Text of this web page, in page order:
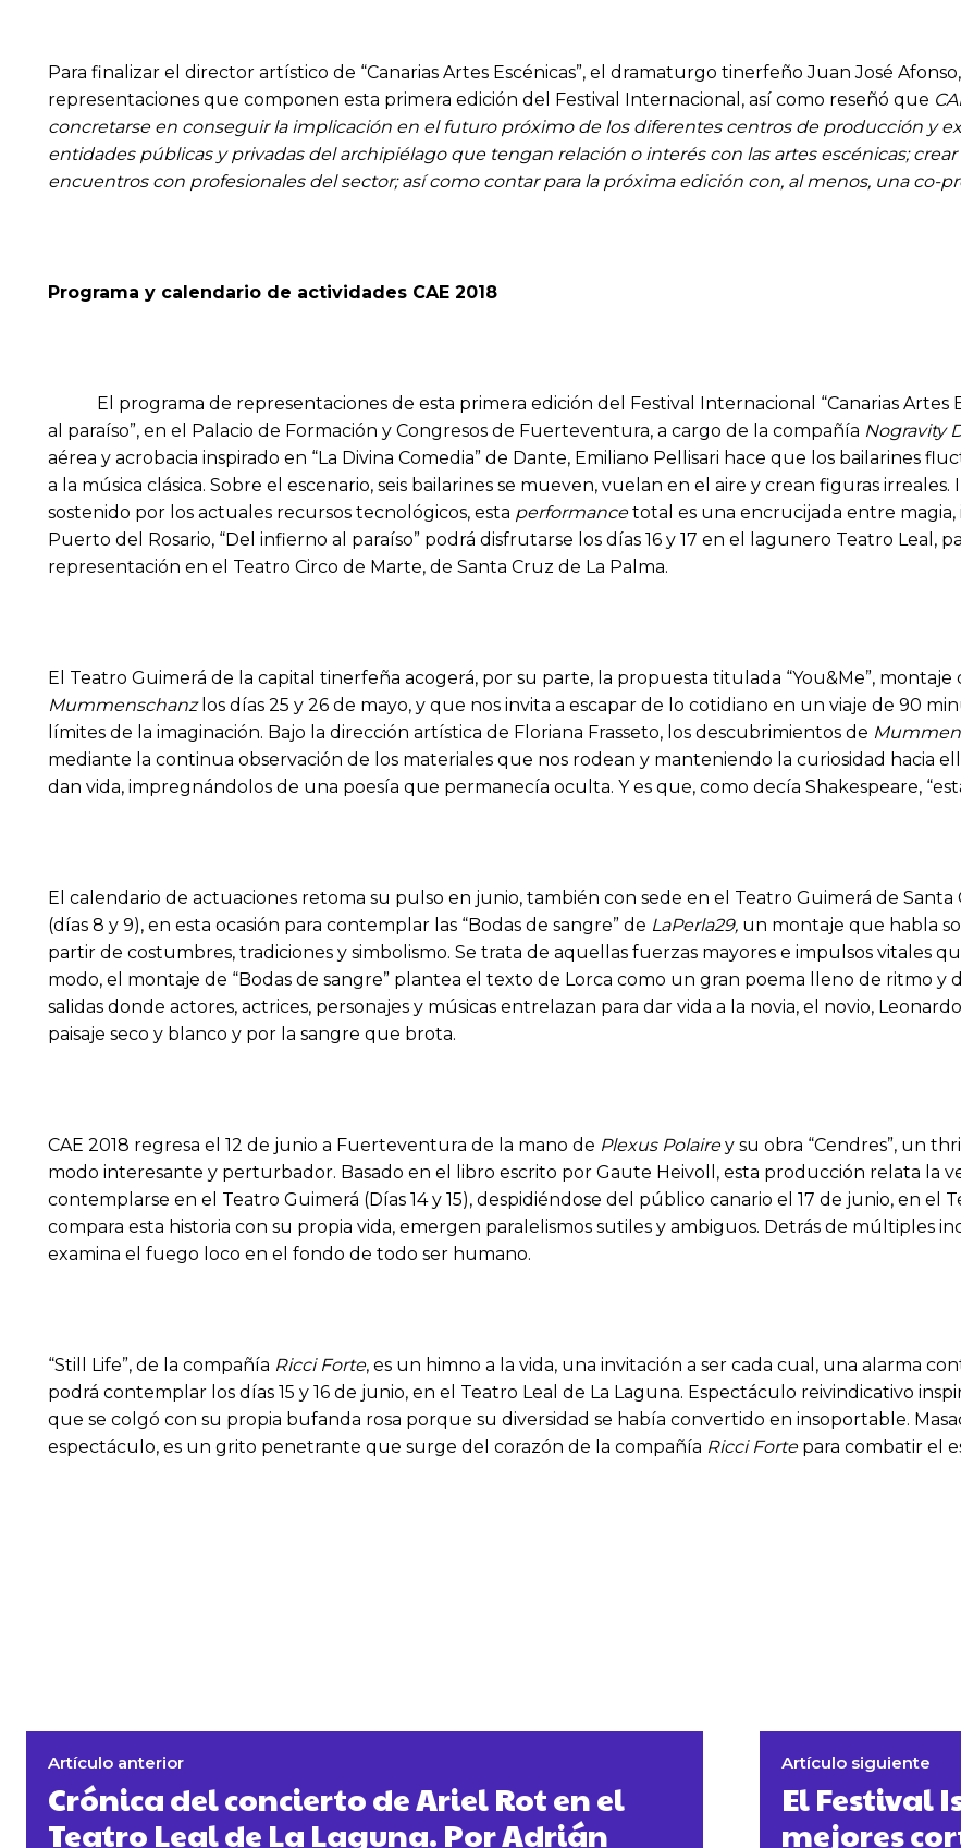
Para finalizar el director artístico de “Canarias Artes Escénicas”, el dramaturgo tinerfeño Juan José
representaciones que componen esta primera edición del Festival Internacional, así como reseñó que
concretarse en conseguir la implicación en el futuro próximo de los diferentes centros de producción y
entidades públicas y privadas del archipiélago que tengan relación o interés con las artes escénicas;
encuentros con profesionales del sector; así como contar para la próxima edición con, al menos, una co-
Programa y calendario de actividades CAE 2018
El programa de representaciones de esta primera edición del Festival Internacional “Canarias Artes
al paraíso”, en el Palacio de Formación y Congresos de Fuerteventura, a cargo de la compañía Nogravity
aérea y acrobacia inspirado en “La Divina Comedia” de Dante, Emiliano Pellisari hace que los bailarines
a la música clásica. Sobre el escenario, seis bailarines se mueven, vuelan en el aire y crean figuras
sostenido por los actuales recursos tecnológicos, esta performancetotal es una encrucijada entre magia,
Puerto del Rosario, “Del infierno al paraíso” podrá disfrutarse los días 16 y 17 en el lagunero Teatro Leal,
representación en el Teatro Circo de Marte, de Santa Cruz de La Palma.
El Teatro Guimerá de la capital tinerfeña acogerá, por su parte, la propuesta titulada “You&Me”,
Mummenschanzlos días 25 y 26 de mayo, y que nos invita a escapar de lo cotidiano en un viaje de 90
límites de la imaginación. Bajo la dirección artística de Floriana Frasseto, los descubrimientos de
mediante la continua observación de los materiales que nos rodean y manteniendo la curiosidad hacia
dan vida, impregnándolos de una poesía que permanecía oculta. Y es que, como decía Shakespeare,
El calendario de actuaciones retoma su pulso en junio, también con sede en el Teatro Guimerá de
(días 8 y 9), en esta ocasión para contemplar las “Bodas de sangre” de LaPerla29, un montaje que habla
partir de costumbres, tradiciones y simbolismo. Se trata de aquellas fuerzas mayores e impulsos vitales
modo, el montaje de “Bodas de sangre” plantea el texto de Lorca como un gran poema lleno de ritmo y
salidas donde actores, actrices, personajes y músicas entrelazan para dar vida a la novia, el novio,
paisaje seco y blanco y por la sangre que brota.
CAE 2018 regresa el 12 de junio a Fuerteventura de la mano de Plexus Polairey su obra “Cendres”, un
modo interesante y perturbador. Basado en el libro escrito por Gaute Heivoll, esta producción relata la
contemplarse en el Teatro Guimerá (Días 14 y 15), despidiéndose del público canario el 17 de junio, en el
compara esta historia con su propia vida, emergen paralelismos sutiles y ambiguos. Detrás de múltiples
examina el fuego loco en el fondo de todo ser humano.
“Still Life”, de la compañía Ricci Forte, es un himno a la vida, una invitación a ser cada cual, una alarma
podrá contemplar los días 15 y 16 de junio, en el Teatro Leal de La Laguna. Espectáculo reivindicativo
que se colgó con su propia bufanda rosa porque su diversidad se había convertido en insoportable.
espectáculo, es un grito penetrante que surge del corazón de la compañía Ricci Fortepara combatir el
Artículo anterior
Crónica del concierto de Ariel Rot en el
Teatro Leal de La Laguna. Por Adrián
Artículo siguiente
El Festival
mejores